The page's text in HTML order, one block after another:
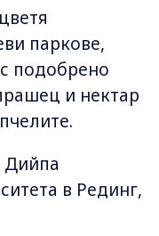
паркове,
подобрено
и нектар
Дийпа
в Рединг,